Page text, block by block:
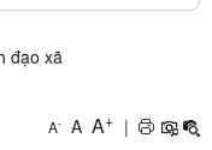
đạo xã
A- A A+ |